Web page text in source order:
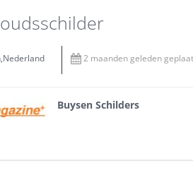
2 maanden geleden
Buysen Schilders